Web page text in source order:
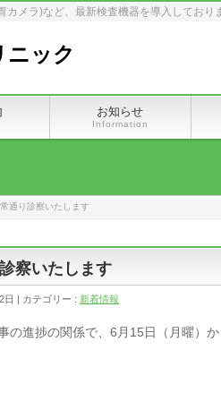
メラ)など、最新検査機器を導入しており
ニック
お知らせ
Information
通り診察いたします
察いたします
日 カテゴリー : 新着情報
の進捗の関係で、6月15日（月曜）